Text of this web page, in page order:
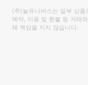
(주)놀유니버스는 일부 상품
예약, 이용 및 환불 등 거래
체 책임을 지지 않습니다.